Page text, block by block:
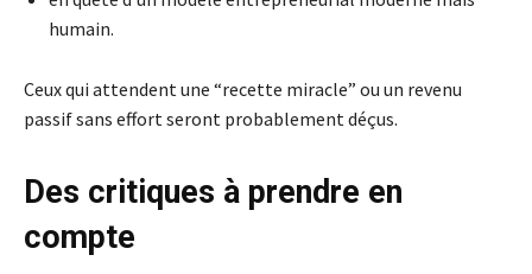
humain.
Ceux qui attendent une “recette miracle” ou un revenu
passif sans effort seront probablement déçus.
Des critiques à prendre en
compte